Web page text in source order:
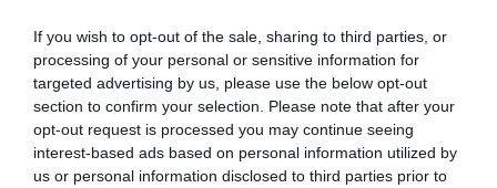
If you wish to opt-out of the sale, sharing to third parties, or
processing of your personal or sensitive information for
targeted advertising by us, please use the below opt-out
section to confirm your selection. Please note that after your
opt-out request is processed you may continue seeing
interest-based ads based on personal information utilized by
us or personal information disclosed to third parties prior to
HÍRLISTA
Van hely a szentgyörgyi
oltóközpontokban